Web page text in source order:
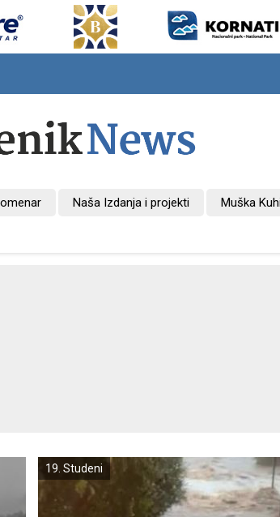
Naša Izdanja i projekti Muška
19. Studeni